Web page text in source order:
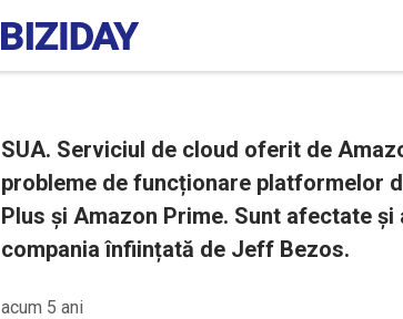
SUA. Serviciul de cloud oferit de
probleme de funcționare platformelor
Plus și Amazon Prime. Sunt afectate
compania înființată de Jeff Bezos.
acum 5 ani